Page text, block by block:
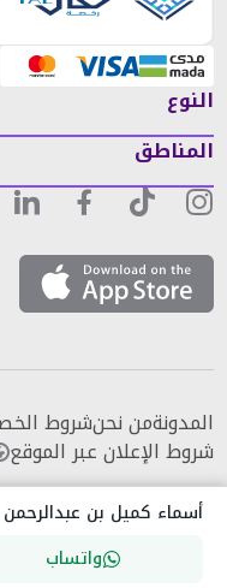
النوع
المناطق
المدونةمن نحنشروط
شروط الإعلان عبر الموقع
أسماء كميل بن عبدالرحمن
واتساب